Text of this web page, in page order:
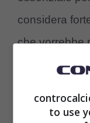
considera
che vorrebbe
nazionale,
titolare, tanto
to use